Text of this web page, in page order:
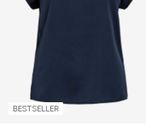
BESTSELLER